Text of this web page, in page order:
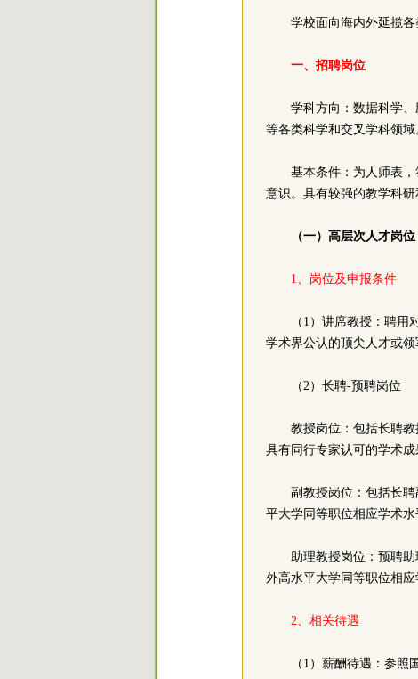
学校面向海内外延揽
一、招聘岗位
学科方向：数据科学
等各类科学和交叉学科领域
基本条件：为人师表
意识。具有较强的教学科
（一）高层次人才岗位
1、岗位及申报条件
（1）讲席教授：聘
学术界公认的顶尖人才或领
（2）长聘-预聘岗位
教授岗位：包括长聘
具有同行专家认可的学术
副教授岗位：包括长
平大学同等职位相应学术
助理教授岗位：预聘
外高水平大学同等职位相
2、相关待遇
（1）薪酬待遇：参照